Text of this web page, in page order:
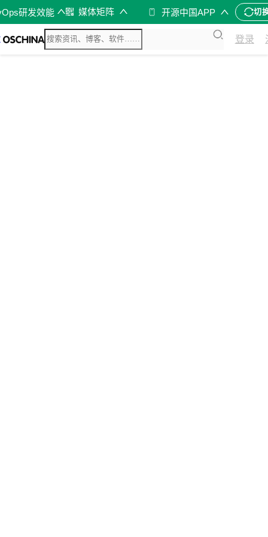
研发效能 媒体矩阵 开源中国APP 切
登录